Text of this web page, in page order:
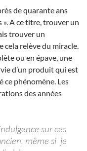
de quarante ans
». A ce titre, trouver un
trouver un
cela relève du miracle.
ou en épave, une
d’un produit qui est
ce phénomène. Les
des années
sur ces
même si je